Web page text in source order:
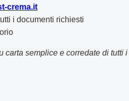
crema.it
i documenti richiesti
semplice e corredate di tutti